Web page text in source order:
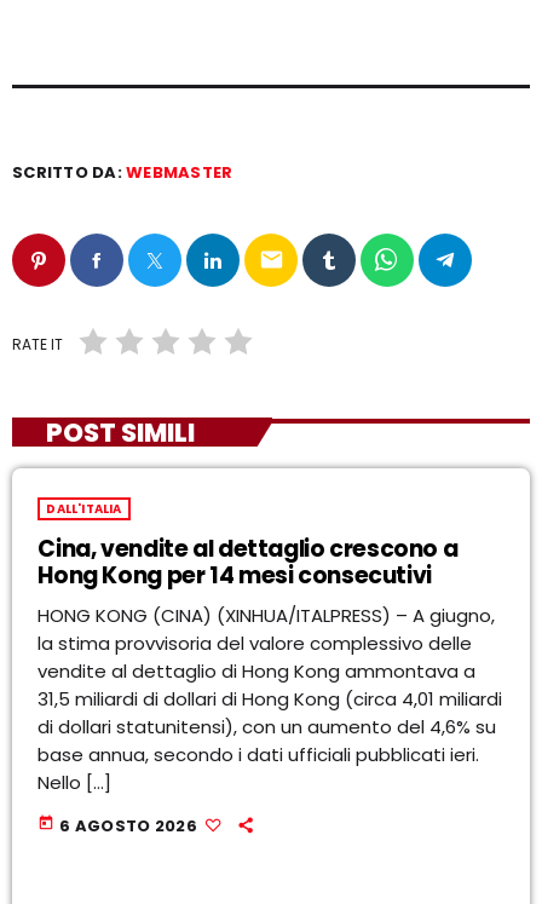
SCRITTO DA:WEBMASTER
email
RATE IT
POST SIMILI
DALL'ITALIA
Cina, vendite al dettaglio crescono a
Hong Kong per 14 mesi consecutivi
HONG KONG (CINA) (XINHUA/ITALPRESS) – A giugno,
la stima provvisoria del valore complessivo delle
vendite al dettaglio di Hong Kong ammontava a
31,5 miliardi di dollari di Hong Kong (circa 4,01 miliardi
di dollari statunitensi), con un aumento del 4,6% su
base annua, secondo i dati ufficiali pubblicati ieri.
Nello […]
today 6 AGOSTO 2026